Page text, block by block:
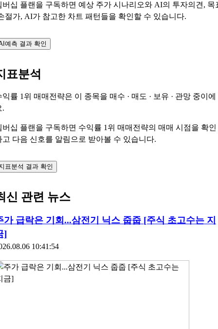
버십 플랜을 구독하면 예상 주가 시나리오와 AI의 투자의견, 목
절가, AI가 참고한 차트 패턴들을 확인할 수 있습니다.
예측 결과 확인
표분석
익률 1위 매매전략은 이 종목을 매수 · 매도 · 보유 · 관망 중이에
.
버십 플랜을 구독하면 수익률 1위 매매전략의 매매 시점을 확인
고 다음 신호를 알림으로 받아볼 수 있습니다.
표분석 결과 확인
신 관련 뉴스
가 급락은 기회...삼전기 닉스 줍줍 [주식 초고수는 지
]
10:41:54